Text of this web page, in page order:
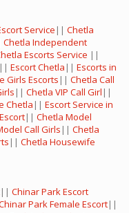
Service || Chetla
Chetla Independent
Escorts Service ||
|| Escort Chetla || Escorts in
Girls Escorts || Chetla Call
|| Chetla VIP Call Girl ||
Chetla || Escort Service in
|| Chetla Model
Call Girls || Chetla
|| Chetla Housewife
|| Chinar Park Escort
Park Female Escort||